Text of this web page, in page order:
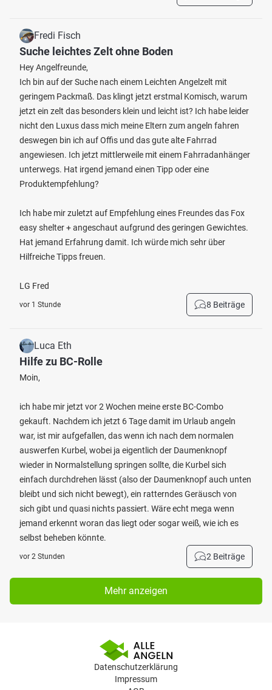
Fredi Fisch
Suche leichtes Zelt ohne Boden
Hey Angelfreunde,
Ich bin auf der Suche nach einem Leichten Angelzelt mit
geringem Packmaß. Das klingt jetzt erstmal Komisch, warum
jetzt ein zelt das besonders klein und leicht ist? Ich habe leider
nicht den Luxus dass mich meine Eltern zum angeln fahren
deswegen bin ich auf Offis und das gute alte Fahrrad
angewiesen. Ich jetzt mittlerweile mit einem Fahrradanhänger
unterwegs. Hat irgend jemand einen Tipp oder eine
Produktempfehlung?
Ich habe mir zuletzt auf Empfehlung eines Freundes das Fox
easy shelter + angeschaut aufgrund des geringen Gewichtes.
Hat jemand Erfahrung damit. Ich würde mich sehr über
Hilfreiche Tipps freuen.
LG Fred
vor 1 Stunde 8 Beiträge
Luca Eth
Hilfe zu BC-Rolle
Moin,
ich habe mir jetzt vor 2 Wochen meine erste BC-Combo
gekauft. Nachdem ich jetzt 6 Tage damit im Urlaub angeln
war, ist mir aufgefallen, das wenn ich nach dem normalen
auswerfen Kurbel, wobei ja eigentlich der Daumenknopf
wieder in Normalstellung springen sollte, die Kurbel sich
einfach durchdrehen lässt (also der Daumenknopf auch unten
bleibt und sich nicht bewegt), ein ratterndes Geräusch von
sich gibt und quasi nichts passiert. Wäre echt mega wenn
jemand erkennt woran das liegt oder sogar weiß, wie ich es
selbst beheben könnte.
vor 2 Stunden 2 Beiträge
Mehr anzeigen
Datenschutzerklärung
Impressum